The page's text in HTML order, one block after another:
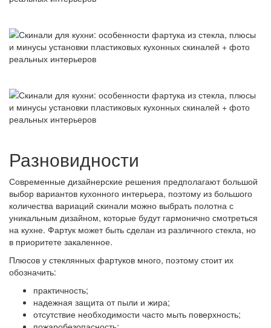
Разновидности
Современные дизайнерские решения предполагают большой
выбор вариантов кухонного интерьера, поэтому из большого
количества вариаций скинали можно выбрать полотна с
уникальным дизайном, которые будут гармонично смотреться
на кухне. Фартук может быть сделан из различного стекла, но
в приоритете закаленное.
Плюсов у стеклянных фартуков много, поэтому стоит их
обозначить:
практичность;
надежная защита от пыли и жира;
отсутствие необходимости часто мыть поверхность;